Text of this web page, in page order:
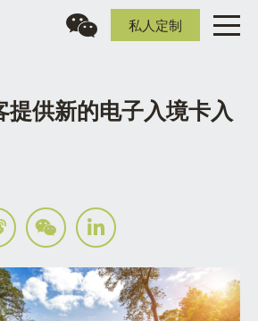
私人定制
提供新的电子入境卡入